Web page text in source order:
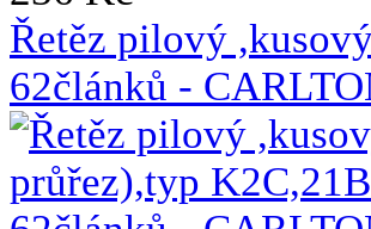
Řetěz pilový
62článků -